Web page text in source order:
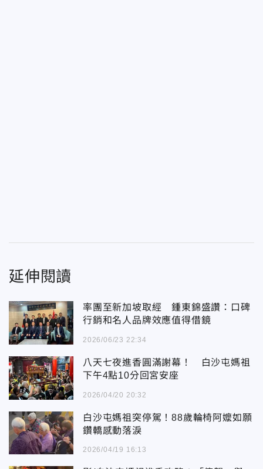
延伸閱讀
率團至新加坡取經 鍾東錦盛讚：口碑
行銷和名人品牌效應值得借鏡
2026/06/23 22:34
八天七夜進香圓滿謝幕！ 白沙屯媽祖
下午4點10分回宮安座
2026/04/20 20:32
白沙屯媽祖突停駕！88歲輪椅阿嬤如願
鑽轎感動落淚
2026/04/19 16:13